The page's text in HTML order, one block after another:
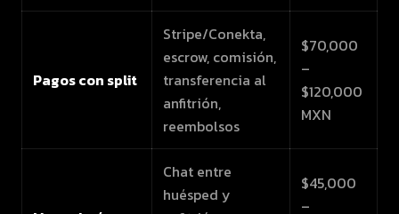
Pagos con split
Stripe/Conekta,
escrow, comisión,
transferencia al
anfitrión,
reembolsos
$70,000
–
$120,000
MXN
Chat entre
huésped y
$45,000
–